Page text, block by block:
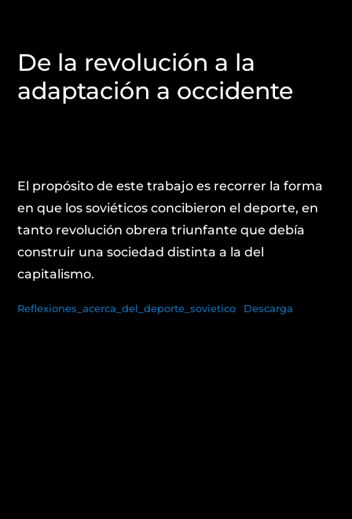
De la revolución a la
adaptación a occidente
El propósito de este trabajo es recorrer la forma
en que los soviéticos concibieron el deporte, en
tanto revolución obrera triunfante que debía
construir una sociedad distinta a la del
capitalismo.
Reflexiones_acerca_del_deporte_sovietico Descarga